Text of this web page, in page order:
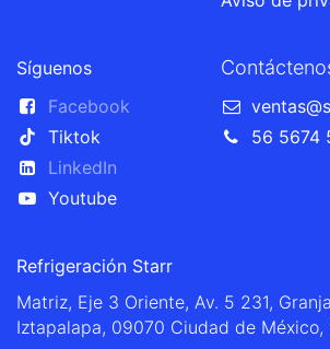
Síguenos
Facebook
Tiktok
LinkedIn
Youtube
56 5674
Refrigeración Starr
Matriz, Eje 3 Oriente, Av. 5 231,
Iztapalapa, 09070 Ciudad de México,